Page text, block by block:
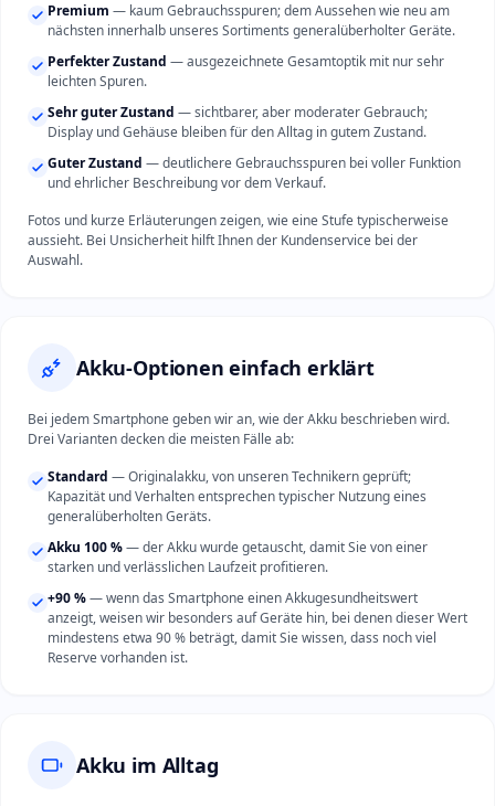
Premium — kaum Gebrauchsspuren; dem Aussehen wie neu am
nächsten innerhalb unseres Sortiments generalüberholter Geräte.
Perfekter Zustand — ausgezeichnete Gesamtoptik mit nur sehr
leichten Spuren.
Sehr guter Zustand — sichtbarer, aber moderater Gebrauch;
Display und Gehäuse bleiben für den Alltag in gutem Zustand.
Guter Zustand — deutlichere Gebrauchsspuren bei voller Funktion
und ehrlicher Beschreibung vor dem Verkauf.
Fotos und kurze Erläuterungen zeigen, wie eine Stufe typischerweise
aussieht. Bei Unsicherheit hilft Ihnen der Kundenservice bei der
Auswahl.
Akku-Optionen einfach erklärt
Bei jedem Smartphone geben wir an, wie der Akku beschrieben wird.
Drei Varianten decken die meisten Fälle ab:
Standard — Originalakku, von unseren Technikern geprüft;
Kapazität und Verhalten entsprechen typischer Nutzung eines
generalüberholten Geräts.
Akku 100 %— der Akku wurde getauscht, damit Sie von einer
starken und verlässlichen Laufzeit profitieren.
+90 %— wenn das Smartphone einen Akkugesundheitswert
anzeigt, weisen wir besonders auf Geräte hin, bei denen dieser Wert
mindestens etwa 90 % beträgt, damit Sie wissen, dass noch viel
Reserve vorhanden ist.
Akku im Alltag